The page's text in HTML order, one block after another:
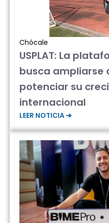
Chócale
USPLAT: La
busca ampliarse
potenciar su
internacional
LEER NOTICIA ➔